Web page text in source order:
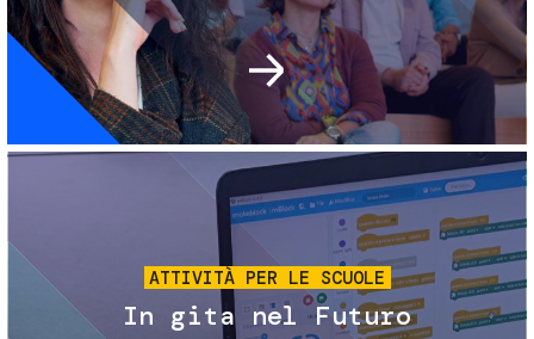
Immagine
ATTIVITÀ PER LE SCUOLE
In gita nel Futuro